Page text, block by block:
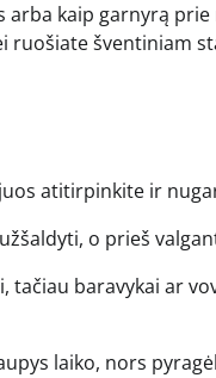
kaip garnyrą prie
ruošiate šventiniam
atitirpinkite ir
o prieš
tačiau baravykai ar
laiko, nors